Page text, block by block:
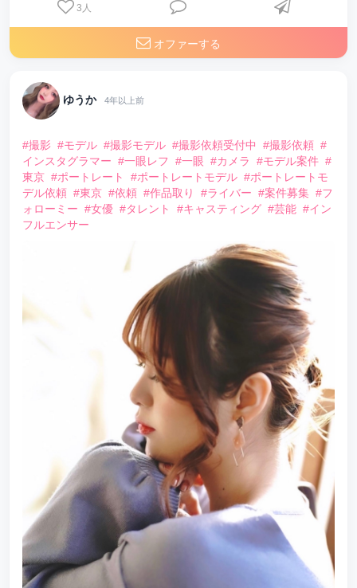
3 人
オファーする
ゆうか 4年以上前
#撮影 #モデル #撮影モデル #撮影依頼受付中 #撮影依頼 #
インスタグラマー #一眼レフ #一眼 #カメラ #モデル案件 #
東京 #ポートレート #ポートレートモデル #ポートレートモ
デル依頼 #東京 #依頼 #作品取り #ライバー #案件募集 #フ
ォローミー #女優 #タレント #キャスティング #芸能 #イン
フルエンサー